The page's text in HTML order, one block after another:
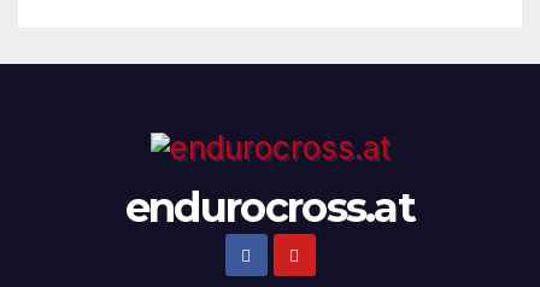
endurocross.at